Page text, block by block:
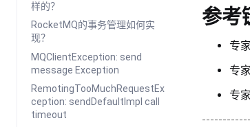
样的？
RocketMQ的事务管理如何实
现？
MQClientException: send
message Exception
RemotingTooMuchRequestEx
ception: sendDefaultImpl call
timeout
参考
专
专
专